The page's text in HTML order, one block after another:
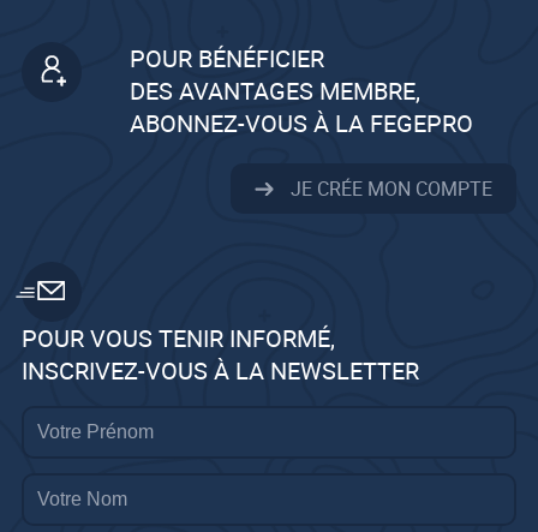
POUR BÉNÉFICIER
DES AVANTAGES MEMBRE,
ABONNEZ-VOUS À LA FEGEPRO
JE CRÉE MON COMPTE
POUR VOUS TENIR INFORMÉ,
INSCRIVEZ-VOUS À LA NEWSLETTER